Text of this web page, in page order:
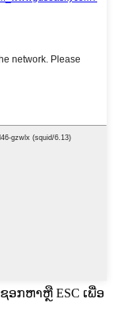
ຊອກຫາຫຼື ESC ເພື່ອ